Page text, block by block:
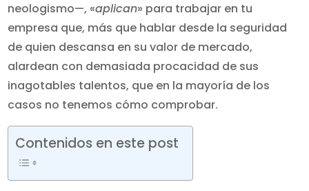
neologismo—, «aplican» para trabajar en tu
empresa que, más que hablar desde la seguridad
de quien descansa en su valor de mercado,
alardean con demasiada procacidad de sus
inagotables talentos, que en la mayoría de los
casos no tenemos cómo comprobar.
Contenidos en este post